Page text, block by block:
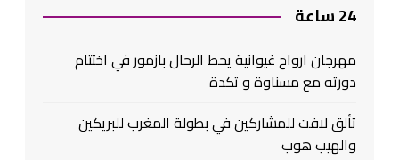
24 ساعة
مهرجان ارواح غيوانية يحط الرحال بازمور في اختتام
دورته مع مسناوة و تكدة
تألق لافت للمشاركين في بطولة المغرب للبريكين
والهيب هوب